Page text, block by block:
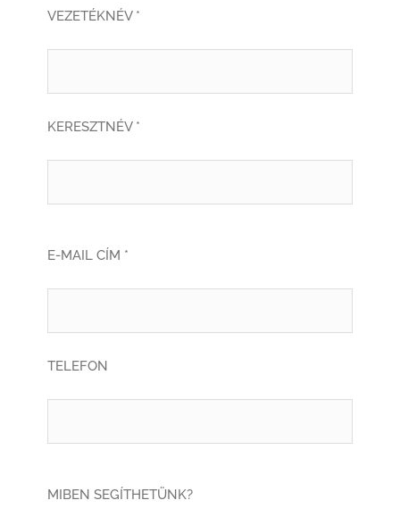
VEZETÉKNÉV *
KERESZTNÉV *
E-MAIL CÍM *
TELEFON
MIBEN SEGÍTHETÜNK?